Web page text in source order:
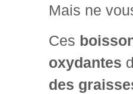
Mais ne
Ces
oxydantes
des